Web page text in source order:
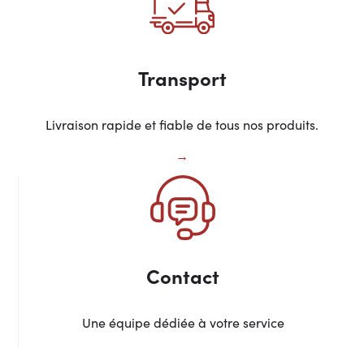
Transport
Livraison rapide et fiable de tous nos produits.
Contact
Une équipe dédiée à votre service